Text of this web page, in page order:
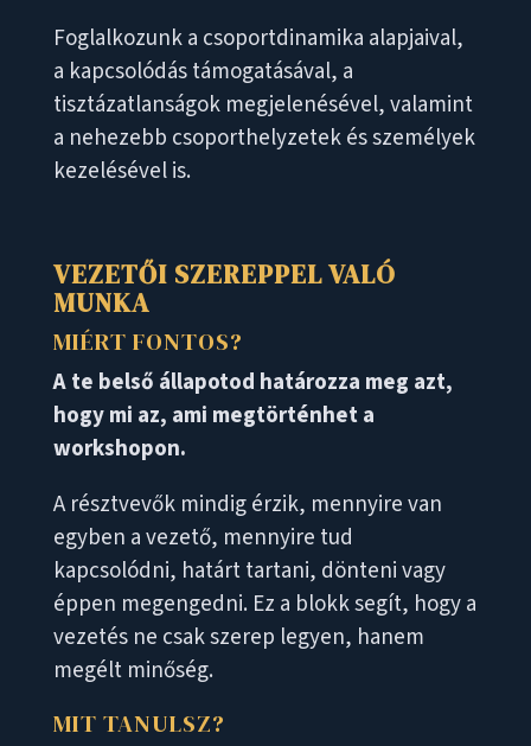
Foglalkozunk a csoportdinamika alapjaival,
a kapcsolódás támogatásával, a
tisztázatlanságok megjelenésével, valamint
a nehezebb csoporthelyzetek és személyek
kezelésével is.
VEZETŐI SZEREPPEL VALÓ
MUNKA
MIÉRT FONTOS?
A te belső állapotod határozza meg azt,
hogy mi az, ami megtörténhet a
workshopon.
A résztvevők mindig érzik, mennyire van
egyben a vezető, mennyire tud
kapcsolódni, határt tartani, dönteni vagy
éppen megengedni. Ez a blokk segít, hogy a
vezetés ne csak szerep legyen, hanem
megélt minőség.
MIT TANULSZ?